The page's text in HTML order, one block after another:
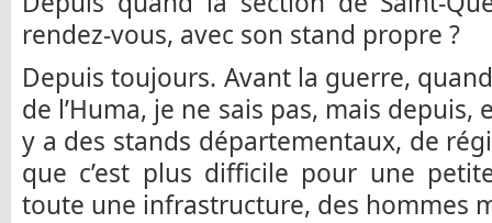
rendez-vous, avec son stand propre ?
Depuis toujours. Avant la guerre,
de l’Huma, je ne sais pas, mais
y a des stands départementaux, de
que c’est plus difficile pour une
toute une infrastructure, des hommes